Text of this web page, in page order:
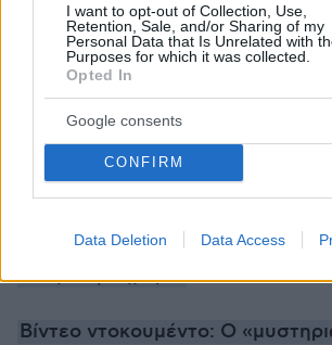
I want to opt-out of Collection, Use,
Retention, Sale, and/or Sharing of my
Personal Data that Is Unrelated with
Purposes for which it was collected.
Opted In
Google consents
CONFIRM
Data Deletion Data Access
Ο πρώην υφυπουργός Εργασίας Πάνος
Ειδήσεις σήμερα:
Βίντεο ντοκουμέντο: Ο